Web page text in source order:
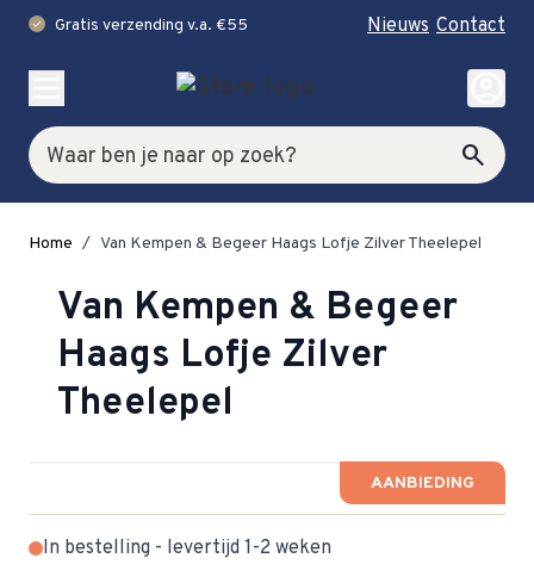
check Gratis verzending v.a. €55 Nieuws Contact
Zoek search
account_circle
Home / Van Kempen & Begeer Haags Lofje Zilver Theelepel
Van Kempen & Begeer
Haags Lofje Zilver
Theelepel
AANBIEDING
In bestelling - levertijd 1-2 weken